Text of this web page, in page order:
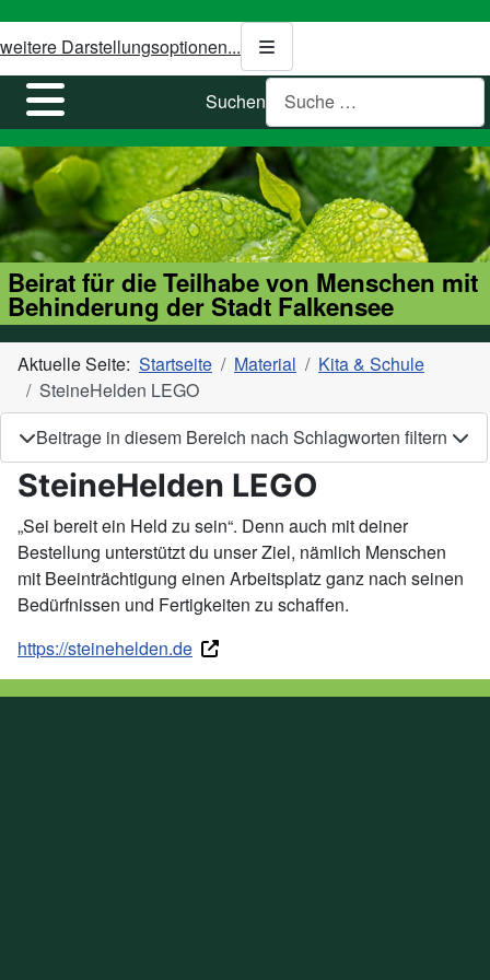
weitere Darstellungsoptionen...
Suchen
Beirat für die Teilhabe von Menschen mit
Behinderung der Stadt Falkensee
Aktuelle Seite: Startseite Material
Kita & Schule
SteineHelden LEGO
Beitrage in diesem Bereich nach Schlagworten filtern
SteineHelden LEGO
„Sei bereit ein Held zu sein“. Denn auch mit deiner
Bestellung unterstützt du unser Ziel, nämlich Menschen
mit Beeinträchtigung einen Arbeitsplatz ganz nach seinen
Bedürfnissen und Fertigkeiten zu schaffen.
https://steinehelden.de